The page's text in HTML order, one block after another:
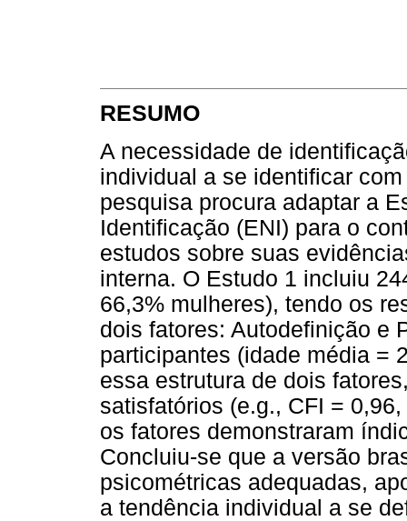
RESUMO
A necessidade de
individual a se identificar
pesquisa procura adaptar a
Identificação (ENI) para o
estudos sobre suas
interna. O Estudo 1 incluiu
66,3% mulheres), tendo os
dois fatores: Autodefinição e
participantes (idade média =
essa estrutura de dois
satisfatórios (e.g., CFI =
os fatores demonstraram
Concluiu-se que a versão
psicométricas adequadas,
a tendência individual a se